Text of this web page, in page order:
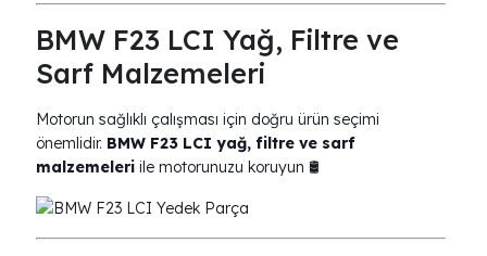
BMW F23 LCI Yağ, Filtre ve
Sarf Malzemeleri
Motorun sağlıklı çalışması için doğru ürün seçimi
önemlidir. BMW F23 LCI yağ, filtre ve sarf
malzemeleri ile motorunuzu koruyun 🛢️